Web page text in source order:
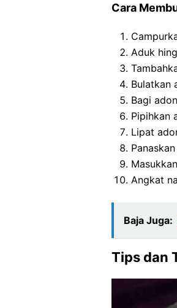
Cara
Aduk
Bulatkan
Bagi
Pipihkan
Lipat
Angkat
Baja Juga:
Tips dan